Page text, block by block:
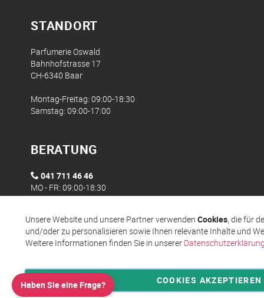
STANDORT
Parfumerie Oswald
Bahnhofstrasse 17
CH-6340 Baar
Montag-Freitag: 09:00-18:30
Samstag: 09:00-17:00
BERATUNG
041 711 46 46
MO - FR: 09:00-18:30
Privatsphäre und Datenschutz Allgemeine
Haben Sie eine Frage?
Unsere Website und unsere Partner verwendenCookies, die für
und/oder zu personalisieren sowie Ihnen relevante Inhalte und
Weitere Informationen finden Sie in unserer Datenschutzerklärung
COOKIES AKZEPTIEREN